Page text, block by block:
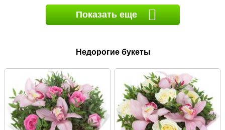
Показать еще
Недорогие букеты